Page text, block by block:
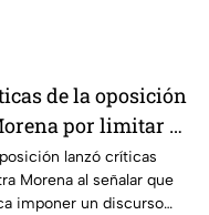
de la oposición
por limitar el
político
lanzó críticas
Morena al señalar que
imponer un discurso